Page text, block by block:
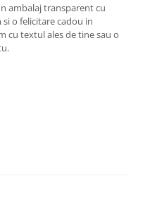
ambalaj transparent cu
o felicitare cadou in
cu textul ales de tine sau o